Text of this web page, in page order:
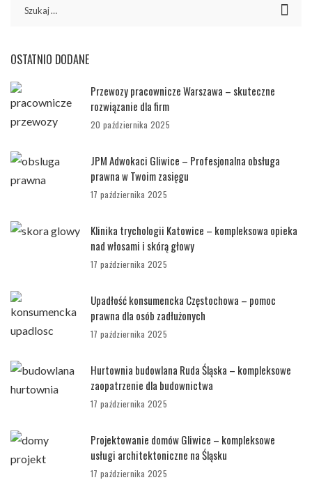
OSTATNIO DODANE
Przewozy pracownicze Warszawa – skuteczne
rozwiązanie dla firm
20 października 2025
JPM Adwokaci Gliwice – Profesjonalna obsługa
prawna w Twoim zasięgu
17 października 2025
Klinika trychologii Katowice – kompleksowa opieka
nad włosami i skórą głowy
17 października 2025
Upadłość konsumencka Częstochowa – pomoc
prawna dla osób zadłużonych
17 października 2025
Hurtownia budowlana Ruda Śląska – kompleksowe
zaopatrzenie dla budownictwa
17 października 2025
Projektowanie domów Gliwice – kompleksowe
usługi architektoniczne na Śląsku
17 października 2025